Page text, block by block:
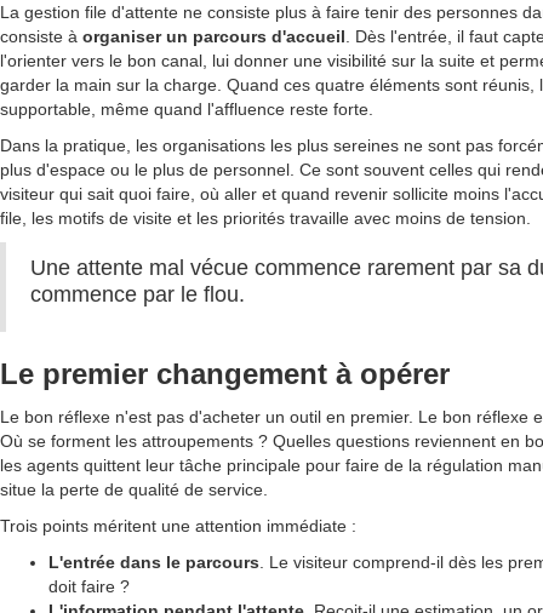
La gestion file d'attente ne consiste plus à faire tenir des personnes
consiste à organiser un parcours d'accueil . Dès l'entrée, il faut
l'orienter vers le bon canal, lui donner une visibilité sur la suite et
garder la main sur la charge. Quand ces quatre éléments sont réunis,
supportable, même quand l'affluence reste forte.
Dans la pratique, les organisations les plus sereines ne sont pas
plus d'espace ou le plus de personnel. Ce sont souvent celles qui
visiteur qui sait quoi faire, où aller et quand revenir sollicite moins
file, les motifs de visite et les priorités travaille avec moins de tension.
Une attente mal vécue commence rarement par sa
commence par le flou.
Le premier changement à opérer
Le bon réflexe n'est pas d'acheter un outil en premier. Le bon réflexe
Où se forment les attroupements ? Quelles questions reviennent en
les agents quittent leur tâche principale pour faire de la régulation
situe la perte de qualité de service.
Trois points méritent une attention immédiate :
L'entrée dans le parcours . Le visiteur comprend-il dès les
doit faire ?